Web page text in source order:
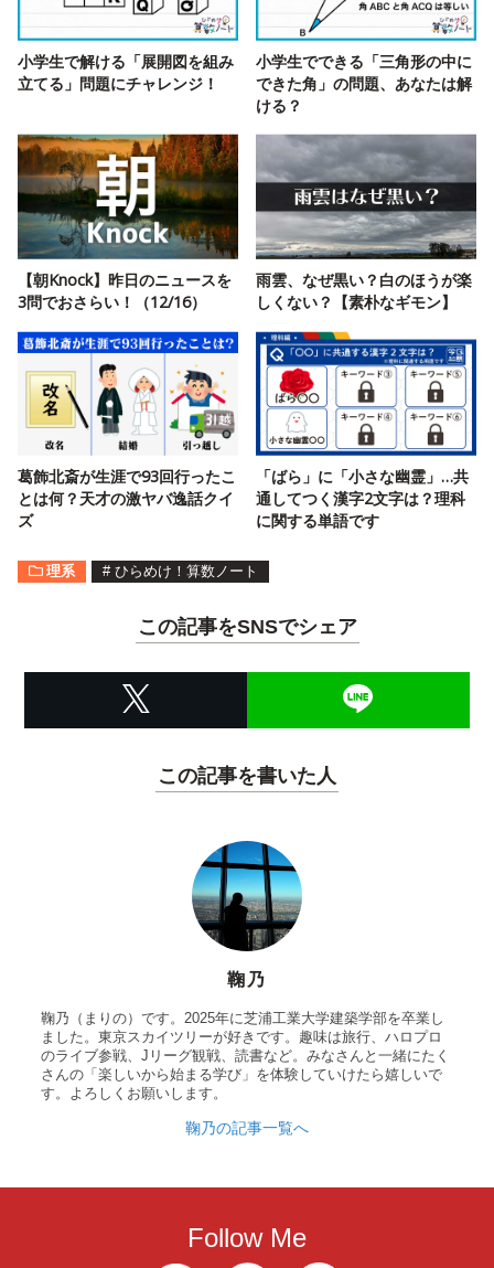
小学生で解ける「展開図を組み
立てる」問題にチャレンジ！
小学生でできる「三角形の中に
できた角」の問題、あなたは解
ける？
【朝Knock】昨日のニュースを
3問でおさらい！（12/16）
雨雲、なぜ黒い？白のほうが楽
しくない？【素朴なギモン】
葛飾北斎が生涯で93回行ったこ
とは何？天才の激ヤバ逸話クイ
ズ
「ばら」に「小さな幽霊」…共
通してつく漢字2文字は？理科
に関する単語です
理系 # ひらめけ！算数ノート
この記事をSNSでシェア
この記事を書いた人
鞠乃
鞠乃（まりの）です。2025年に芝浦工業大学建築学部を卒業し
ました。東京スカイツリーが好きです。趣味は旅行、ハロプロ
のライブ参戦、Jリーグ観戦、読書など。みなさんと一緒にたく
さんの「楽しいから始まる学び」を体験していけたら嬉しいで
す。よろしくお願いします。
鞠乃の記事一覧へ
Follow Me